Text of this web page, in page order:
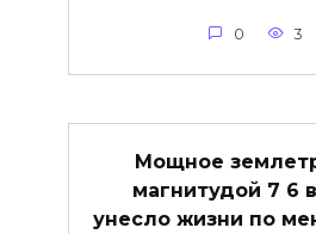
0 3
Мощное
магнитудой 7 6
унесло жизни по